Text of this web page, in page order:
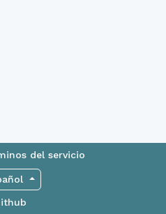
del servicio